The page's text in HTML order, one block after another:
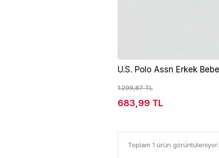
U.S. Polo Assn Erkek
1.299,87 TL
683,99 TL
Toplam 1 ürün görüntüleniyor.